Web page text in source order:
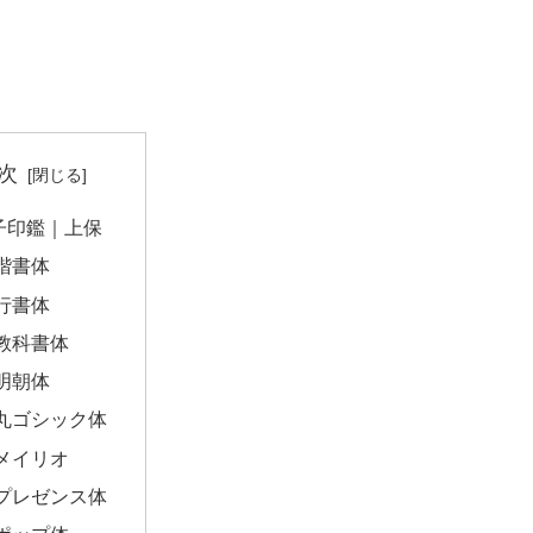
印鑑｜上保
書体
書体
科書体
朝体
ゴシック体
イリオ
レゼンス体